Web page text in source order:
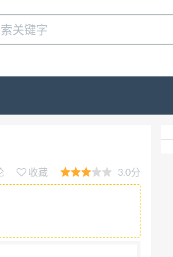
收藏 3.0分